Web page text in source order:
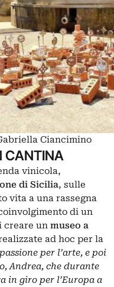
Ciancimino
CANTINA
vinicola,
di Sicilia, sulle
vita a una rassegna
di un
creare un museo a
ad hoc per la
per l’arte, e poi
Andrea, che durante
in giro per l’Europa a